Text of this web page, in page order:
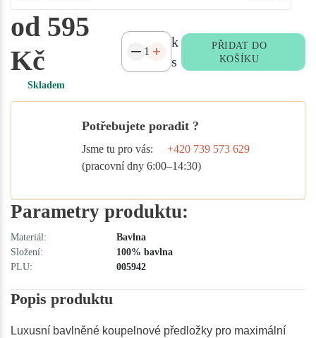
od 595
Kč
Skladem
k
s
PŘIDAT DO
KOŠÍKU
Potřebujete poradit ?
Jsme tu pro vás:
+420 739 573 629
(pracovní dny 6:00–14:30)
Parametry produktu:
Materiál:
Bavlna
Složení:
100% bavlna
PLU:
005942
Popis produktu
Luxusní bavlněné koupelnové předložky pro maximální